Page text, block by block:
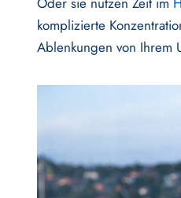
komplizierte
Ablenkungen von Ihrem